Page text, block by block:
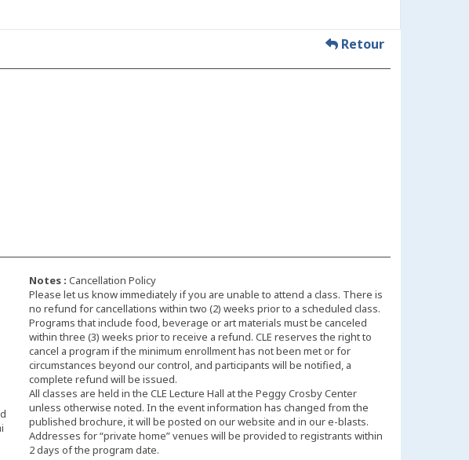
Retour
Notes : Cancellation Policy
Please let us know immediately if you are unable to attend a class. There is
no refund for cancellations within two (2) weeks prior to a scheduled class.
Programs that include food, beverage or art materials must be canceled
within three (3) weeks prior to receive a refund. CLE reserves the right to
cancel a program if the minimum enrollment has not been met or for
circumstances beyond our control, and participants will be notified, a
complete refund will be issued.
All classes are held in the CLE Lecture Hall at the Peggy Crosby Center
unless otherwise noted. In the event information has changed from the
published brochure, it will be posted on our website and in our e-blasts.
Addresses for “private home” venues will be provided to registrants within